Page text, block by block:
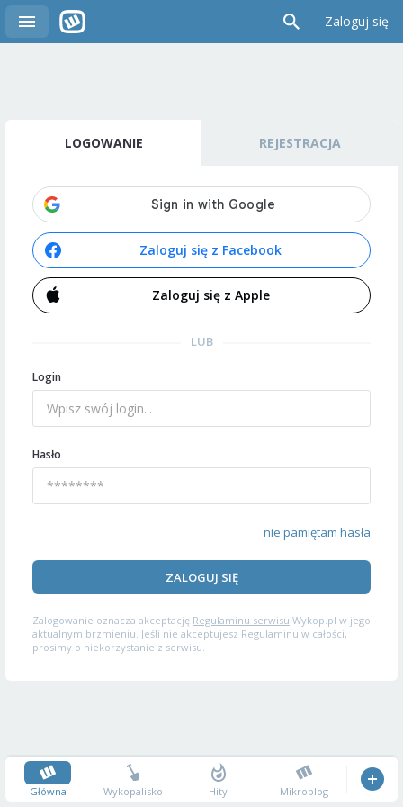
Zaloguj się
LOGOWANIE REJESTRACJA
Zaloguj się z Facebook
Zaloguj się z Apple
LUB
Login
Hasło
nie pamiętam hasła
ZALOGUJ SIĘ
Zalogowanie oznacza akceptację Regulaminu serwisu Wykop.pl w jego
aktualnym brzmieniu. Jeśli nie akceptujesz Regulaminu w całości,
prosimy o niekorzystanie z serwisu.
Główna Wykopalisko Hity Mikroblog